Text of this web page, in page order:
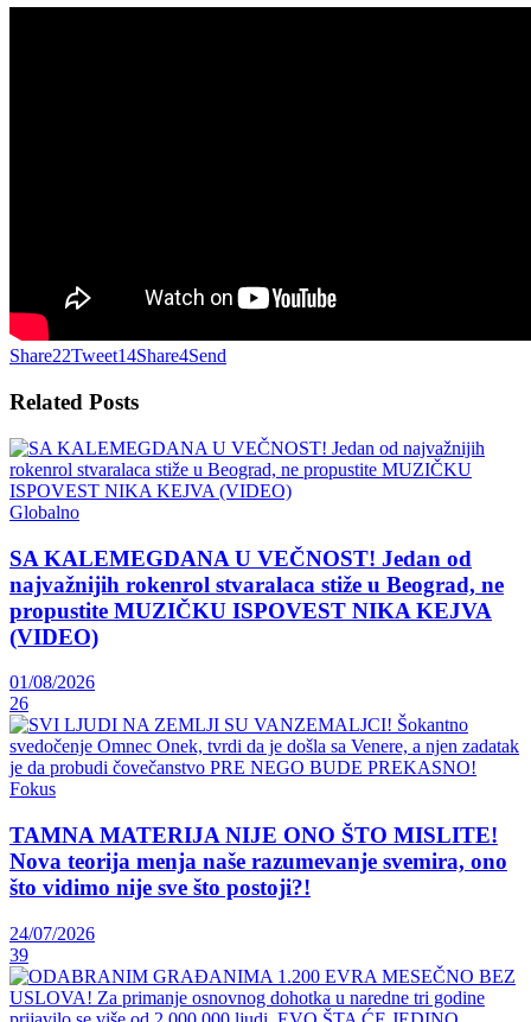
Share22Tweet14Share4Send
Related Posts
Globalno
SA KALEMEGDANA U VEČNOST! Jedan od
najvažnijih rokenrol stvaralaca stiže u Beograd, ne
propustite MUZIČKU ISPOVEST NIKA KEJVA
(VIDEO)
01/08/2026
26
Fokus
TAMNA MATERIJA NIJE ONO ŠTO MISLITE!
Nova teorija menja naše razumevanje svemira, ono
što vidimo nije sve što postoji?!
24/07/2026
39